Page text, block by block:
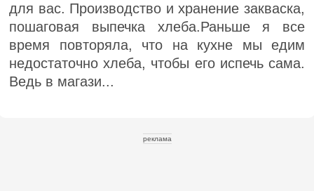
для вас. Производство и хранение закваска,
пошаговая выпечка хлеба.Раньше я все
время повторяла, что на кухне мы едим
недостаточно хлеба, чтобы его испечь сама.
Ведь в магази...
реклама